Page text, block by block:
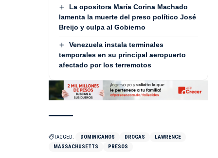
La opositora María Corina Machado
lamenta la muerte del preso político José
Breijo y culpa al Gobierno
Venezuela instala terminales
temporales en su principal aeropuerto
afectado por los terremotos
TAGGED: DOMINICANOS DROGAS
LAWRENCE
MASSACHUSETTS
PRESOS